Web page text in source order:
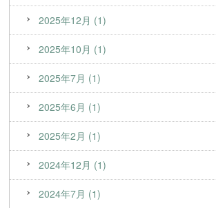
2025年12月 (1)
2025年10月 (1)
2025年7月 (1)
2025年6月 (1)
2025年2月 (1)
2024年12月 (1)
2024年7月 (1)